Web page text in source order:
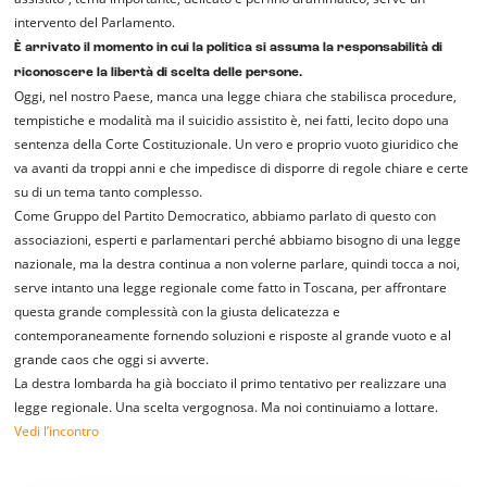
intervento del Parlamento.
È arrivato il momento in cui la politica si assuma la responsabilità di
riconoscere la libertà di scelta delle persone.
Oggi, nel nostro Paese, manca una legge chiara che stabilisca procedure,
tempistiche e modalità ma il suicidio assistito è, nei fatti, lecito dopo una
sentenza della Corte Costituzionale. Un vero e proprio vuoto giuridico che
va avanti da troppi anni e che impedisce di disporre di regole chiare e certe
su di un tema tanto complesso.
Come Gruppo del Partito Democratico, abbiamo parlato di questo con
associazioni, esperti e parlamentari perché abbiamo bisogno di una legge
nazionale, ma la destra continua a non volerne parlare, quindi tocca a noi,
serve intanto una legge regionale come fatto in Toscana, per affrontare
questa grande complessità con la giusta delicatezza e
contemporaneamente fornendo soluzioni e risposte al grande vuoto e al
grande caos che oggi si avverte.
La destra lombarda ha già bocciato il primo tentativo per realizzare una
legge regionale. Una scelta vergognosa. Ma noi continuiamo a lottare.
Vedi l’incontro